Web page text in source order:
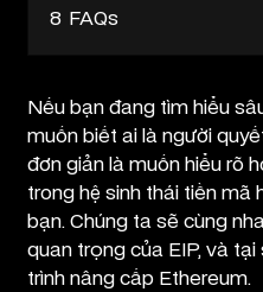
8 FAQs
Nếu bạn đang tìm hiểu
muốn biết ai là người
đơn giản là muốn hiểu rõ
trong hệ sinh thái tiền mã
bạn. Chúng ta sẽ cùng
quan trọng của EIP, và tại
trình nâng cấp Ethereum.